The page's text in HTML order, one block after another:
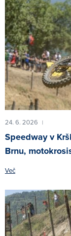
24. 6. 2026 |
Speedway v
Brnu,
Več